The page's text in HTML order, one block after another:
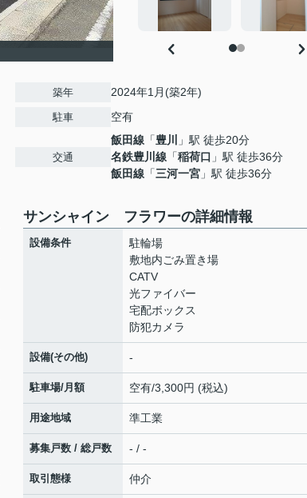
築年 2024年1月(築2年)
駐車 空有
交通
飯田線 「豊川
」駅 徒歩20分
名鉄豊川線 「稲荷口 」駅 徒歩36分
飯田線 「三河一宮 」駅 徒歩36分
サンシャイン フラワーの詳細情報
設備条件
駐輪場
敷地内ごみ置き場
CATV
光ファイバー
宅配ボックス
防犯カメラ
設備(その他) -
駐車場/月額 空有/3,300円 (税込)
用途地域 準工業
募集戸数 / 総戸数 - / -
取引態様 仲介